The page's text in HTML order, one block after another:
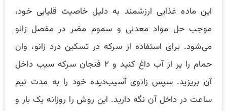
این ماده غذایی ارزشمند به دلیل خاصیت قلیایی خود،
موجب حل مواد معدنی و سموم مضر در مفصل زانو
می‌شود. برای استفاده از سرکه در تسکین درد زانو، وان
حمام را پر از آب داغ کنید و ۲ فنجان سرکه سیب داخل
آن بریزید. سپس زانوی آسیب‌دیده خود را به مدت نیم
ساعت در داخل آن نگه دارید. این روش را روزانه یک بار و